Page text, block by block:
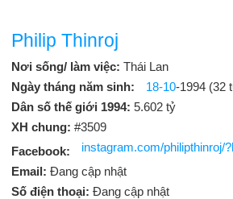
Philip Thinroj
Nơi sống/ làm việc: Thái Lan
Ngày tháng năm sinh:
18-10-1994 (32
Dân số thế giới 1994: 5.602 tỷ
XH chung: #3509
Facebook:
instagram.com/philipthinroj/
Email: Đang cập nhật
Số điện thoại: Đang cập nhật